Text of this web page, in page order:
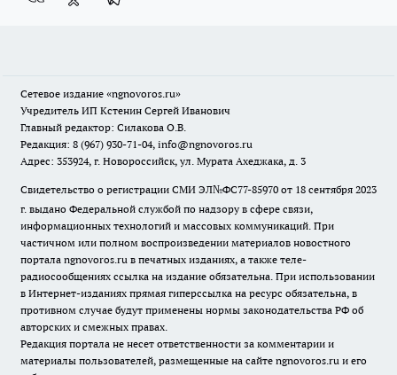
Сетевое издание «ngnovoros.ru»
Учредитель ИП Кстенин Сергей Иванович
Главный редактор: Силакова О.В.
Редакция: 8 (967) 930-71-04, info@ngnovoros.ru
Адрес: 353924, г. Новороссийск, ул. Мурата Ахеджака, д. 3
Свидетельство о регистрации СМИ ЭЛ№ФС77-85970 от 18 сентября 2023
г. выдано Федеральной службой по надзору в сфере связи,
информационных технологий и массовых коммуникаций. При
частичном или полном воспроизведении материалов новостного
портала ngnovoros.ru в печатных изданиях, а также теле-
радиосообщениях ссылка на издание обязательна. При использовании
в Интернет-изданиях прямая гиперссылка на ресурс обязательна, в
противном случае будут применены нормы законодательства РФ об
авторских и смежных правах.
Редакция портала не несет ответственности за комментарии и
материалы пользователей, размещенные на сайте ngnovoros.ru и его